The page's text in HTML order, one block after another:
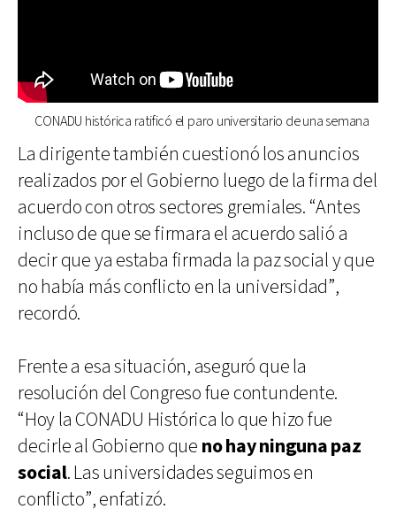
CONADU histórica ratificó el paro universitario de una semana
La dirigente también cuestionó los anuncios
realizados por el Gobierno luego de la firma del
acuerdo con otros sectores gremiales. “Antes
incluso de que se firmara el acuerdo salió a
decir que ya estaba firmada la paz social y que
no había más conflicto en la universidad”,
recordó.
Frente a esa situación, aseguró que la
resolución del Congreso fue contundente.
“Hoy la CONADU Histórica lo que hizo fue
decirle al Gobierno que no hay ninguna paz
social. Las universidades seguimos en
conflicto”, enfatizó.